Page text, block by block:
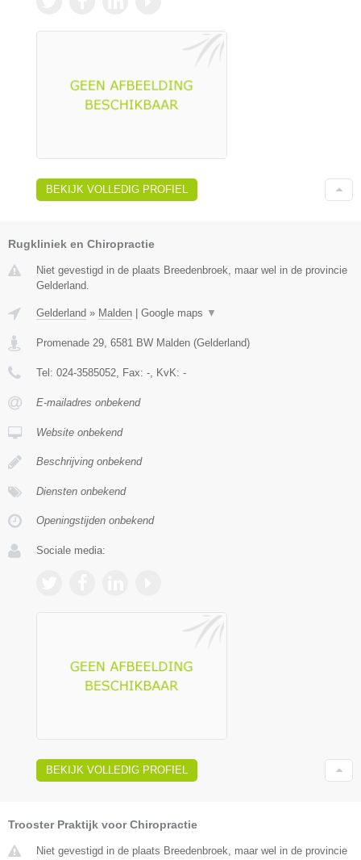
BEKIJK VOLLEDIG PROFIEL
Rugkliniek en Chiropractie
Niet gevestigd in de plaats Breedenbroek, maar wel in de provincie
Gelderland.
Gelderland » Malden | Google maps ▼
Promenade 29 6581 BW Malden (Gelderland)
Tel: 024-3585052 , Fax: - , KvK: -
E-mailadres onbekend
Website onbekend
Beschrijving onbekend
Diensten onbekend
Openingstijden onbekend
Sociale media:
BEKIJK VOLLEDIG PROFIEL
Trooster Praktijk voor Chiropractie
Niet gevestigd in de plaats Breedenbroek, maar wel in de provincie